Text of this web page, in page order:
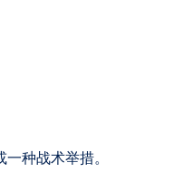
一种战术举措。